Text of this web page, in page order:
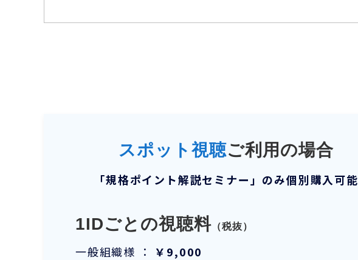
スポット視聴ご利用の場合
「規格ポイント解説セミナー」のみ個別購入可能
1IDごとの視聴料 （税抜）
一般組織様 ： ￥9,000